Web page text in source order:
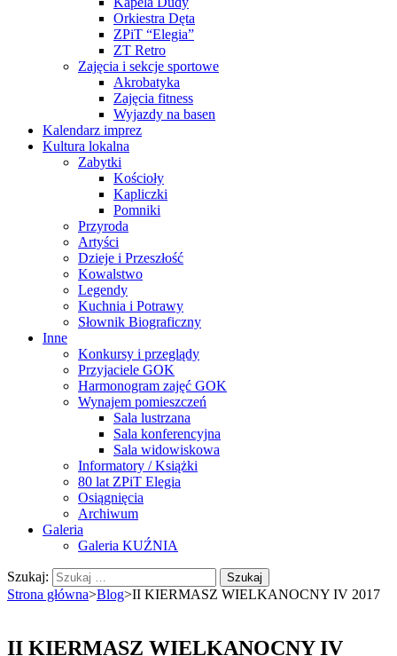
Orkiestra Dęta
ZPiT “Elegia”
ZT Retro
Zajęcia i sekcje sportowe
Akrobatyka
Zajęcia fitness
Wyjazdy na basen
Kalendarz imprez
Kultura lokalna
Zabytki
Kościoły
Kapliczki
Pomniki
Przyroda
Artyści
Dzieje i Przeszłość
Kowalstwo
Legendy
Kuchnia i Potrawy
Słownik Biograficzny
Inne
Konkursy i przeglądy
Przyjaciele GOK
Harmonogram zajęć GOK
Wynajem pomieszczeń
Sala lustrzana
Sala konferencyjna
Sala widowiskowa
Informatory / Książki
80 lat ZPiT Elegia
Osiągnięcia
Archiwum
Galeria
Galeria KUŹNIA
Szukaj:
Strona główna>Blog>II KIERMASZ WIELKANOCNY IV 2017
II KIERMASZ WIELKANOCNY IV